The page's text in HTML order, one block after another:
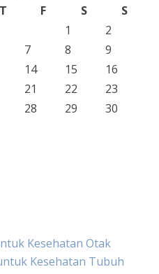
T F S
S
1
2
7 8
9
14 15
16
21 22
23
28 29
30
Kesehatan Otak
Kesehatan Tubuh